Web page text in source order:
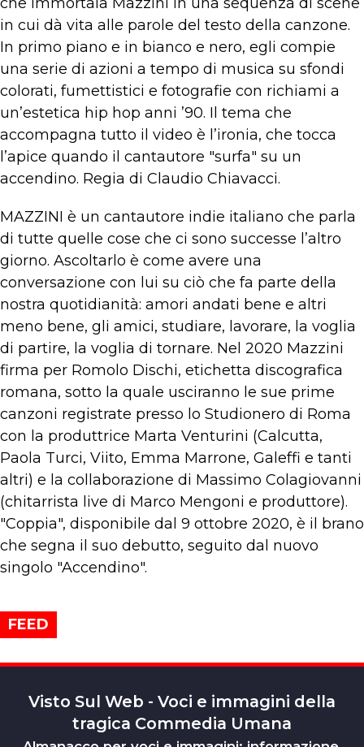
in cui dà vita alle parole del testo della canzone.
In primo piano e in bianco e nero, egli compie
una serie di azioni a tempo di musica su sfondi
colorati, fumettistici e fotografie con richiami a
un’estetica hip hop anni ’90. Il tema che
accompagna tutto il video è l’ironia, che tocca
l’apice quando il cantautore "surfa" su un
accendino. Regia di Claudio Chiavacci.
MAZZINI è un cantautore indie italiano che parla
di tutte quelle cose che ci sono successe l’altro
giorno. Ascoltarlo è come avere una
conversazione con lui su ciò che fa parte della
nostra quotidianità: amori andati bene e altri
meno bene, gli amici, studiare, lavorare, la voglia
di partire, la voglia di tornare. Nel 2020 Mazzini
firma per Romolo Dischi, etichetta discografica
romana, sotto la quale usciranno le sue prime
canzoni registrate presso lo Studionero di Roma
con la produttrice Marta Venturini (Calcutta,
Paola Turci, Viito, Emma Marrone, Galeffi e tanti
altri) e la collaborazione di Massimo Colagiovanni
(chitarrista live di Marco Mengoni e produttore).
"Coppia", disponibile dal 9 ottobre 2020, è il brano
che segna il suo debutto, seguito dal nuovo
singolo "Accendino".
FEED
Visto Sul Web - Voci e immagini della
tragica Commedia Umana